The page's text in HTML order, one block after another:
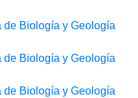
Biología y Geología
Biología y Geología
Biología y Geología